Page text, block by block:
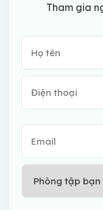
Tham gia